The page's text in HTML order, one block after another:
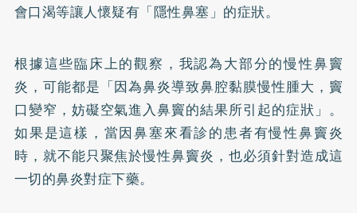
會口渴等讓人懷疑有「隱性鼻塞」的症狀。
根據這些臨床上的觀察，我認為大部分的慢性鼻竇
炎，可能都是「因為鼻炎導致鼻腔黏膜慢性腫大，竇
口變窄，妨礙空氣進入鼻竇的結果所引起的症狀」。
如果是這樣，當因鼻塞來看診的患者有慢性鼻竇炎
時，就不能只聚焦於慢性鼻竇炎，也必須針對造成這
一切的鼻炎對症下藥。